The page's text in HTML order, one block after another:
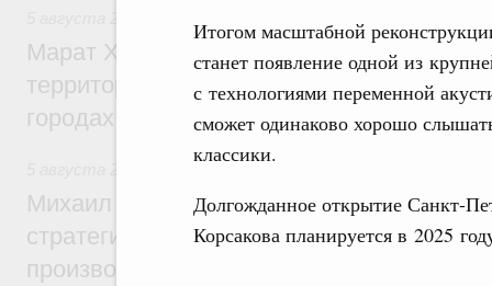
Итогом масштабной
станет появление одной из
с технологиями переменной
сможет одинаково хорошо
классики.
Долгожданное открытие Санкт-
Корсакова планируется в 2025
Марат Хуснуллин: Первые проекты
территорий в Донбассе и Новороссии
городах ДНР
Михаил Мишустин дал поручения по
стратегической сессии, посвящённой
производительности труда